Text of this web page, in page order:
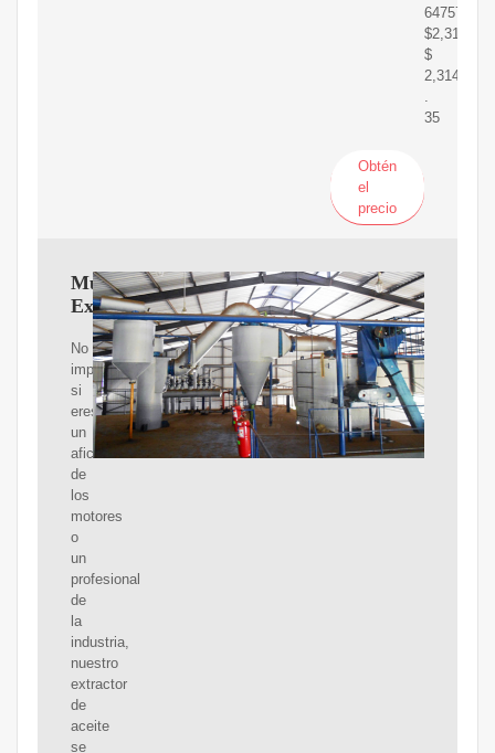
647570
$2,314.35
$
2,314
35
Obtén
el
precio
Mundo
Extractor
No
importa
si
eres
un
aficionado
de
los
motores
o
un
profesional
de
la
industria,
nuestro
extractor
de
aceite
se